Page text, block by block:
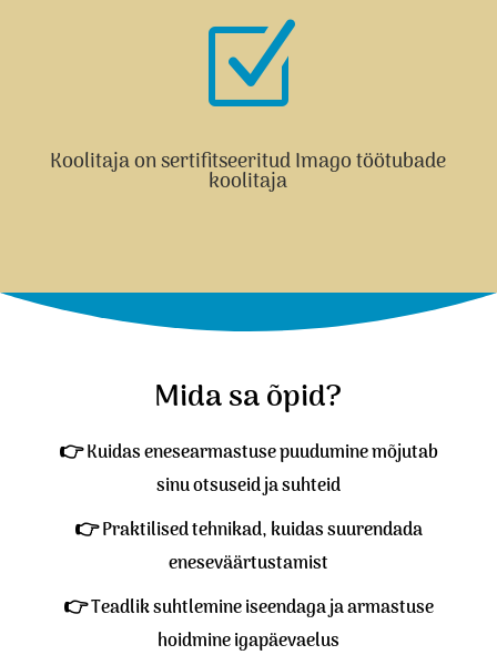
Z
Koolitaja on sertifitseeritud Imago töötubade
koolitaja
Mida sa õpid?
👉Kuidas enesearmastuse puudumine mõjutab
sinu otsuseid ja suhteid
👉Praktilised tehnikad, kuidas suurendada
eneseväärtustamist
👉Teadlik suhtlemine iseendaga ja armastuse
hoidmine igapäevaelus